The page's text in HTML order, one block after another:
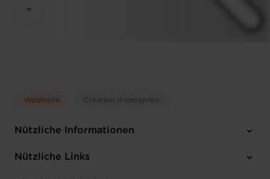
Webinaire Création d'entreprise
Nützliche Informationen
Freitag 5 Jun 2026
Nützliche Links